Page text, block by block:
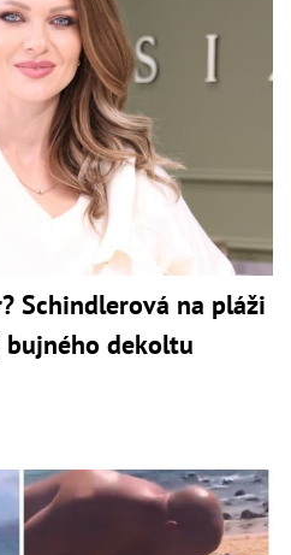
Schindlerová na pláži
bujného dekoltu